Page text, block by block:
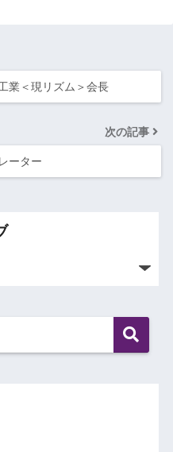
業＜現リズム＞会長
次の記事
ーター